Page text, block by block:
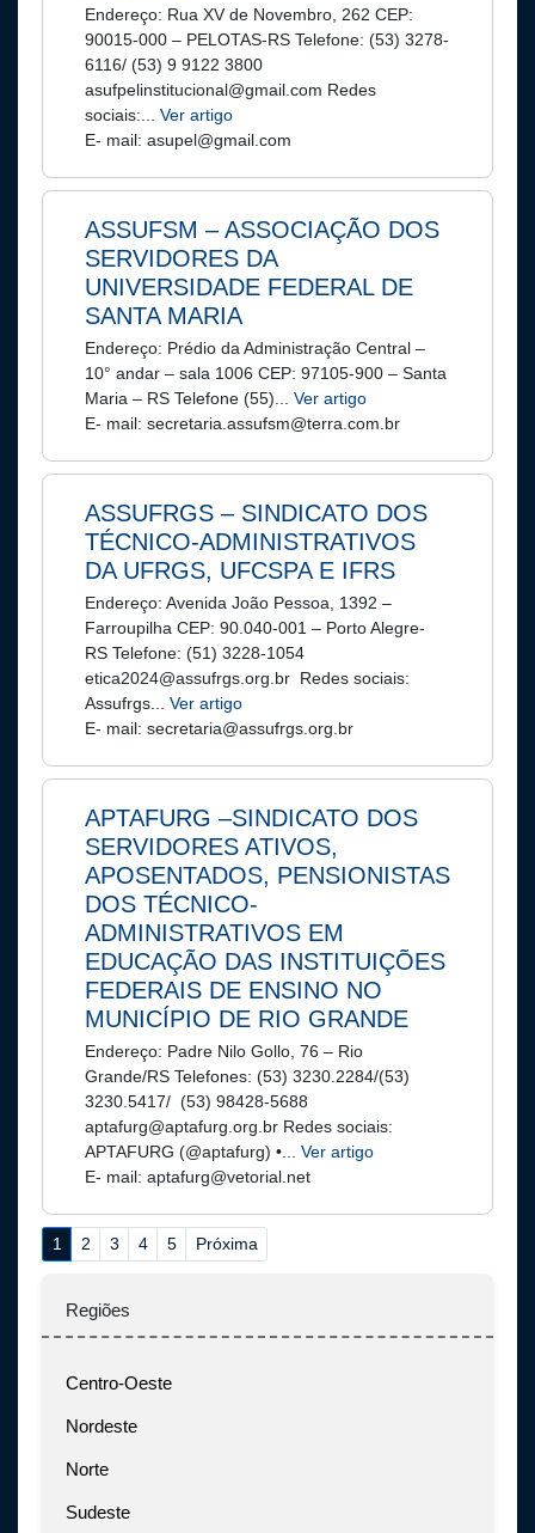
Endereço: Rua XV de Novembro, 262 CEP:
90015-000 – PELOTAS-RS Telefone: (53) 3278-
6116/ (53) 9 9122 3800
asufpelinstitucional@gmail.com Redes
sociais:... Ver artigo
E- mail: asupel@gmail.com
ASSUFSM – ASSOCIAÇÃO DOS
SERVIDORES DA
UNIVERSIDADE FEDERAL DE
SANTA MARIA
Endereço: Prédio da Administração Central –
10° andar – sala 1006 CEP: 97105-900 – Santa
Maria – RS Telefone (55)... Ver artigo
E- mail: secretaria.assufsm@terra.com.br
ASSUFRGS – SINDICATO DOS
TÉCNICO-ADMINISTRATIVOS
DA UFRGS, UFCSPA E IFRS
Endereço: Avenida João Pessoa, 1392 –
Farroupilha CEP: 90.040-001 – Porto Alegre-
RS Telefone: (51) 3228-1054
etica2024@assufrgs.org.br Redes sociais:
Assufrgs... Ver artigo
E- mail: secretaria@assufrgs.org.br
APTAFURG –SINDICATO DOS
SERVIDORES ATIVOS,
APOSENTADOS, PENSIONISTAS
DOS TÉCNICO-
ADMINISTRATIVOS EM
EDUCAÇÃO DAS INSTITUIÇÕES
FEDERAIS DE ENSINO NO
MUNICÍPIO DE RIO GRANDE
Endereço: Padre Nilo Gollo, 76 – Rio
Grande/RS Telefones: (53) 3230.2284/(53)
3230.5417/ (53) 98428-5688
aptafurg@aptafurg.org.br Redes sociais:
APTAFURG (@aptafurg) •... Ver artigo
E- mail: aptafurg@vetorial.net
1 2 3 4 5 Próxima
Regiões
Centro-Oeste
Nordeste
Norte
Sudeste